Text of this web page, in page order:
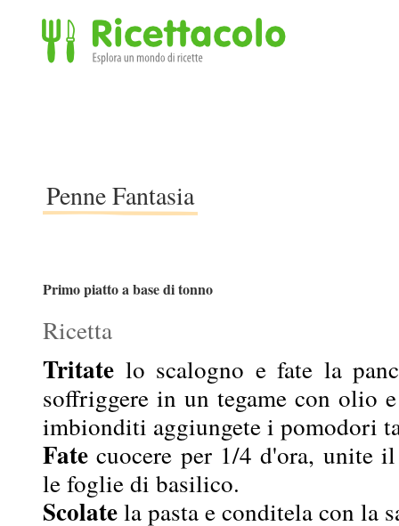
Penne Fantasia
Primo piatto a base di tonno
Ricetta
Tritate lo scalogno e fate la
soffriggere in un tegame con olio
imbionditi aggiungete i pomodori
Fate cuocere per 1/4 d'ora, unite
le foglie di basilico.
Scolatela pasta e conditela con la